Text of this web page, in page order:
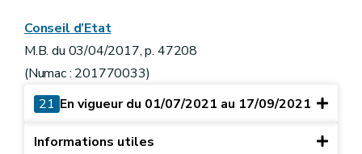
Conseil d’Etat
M.B. du 03/04/2017, p. 47208
(Numac : 201770033)
21 En vigueur du 01/07/2021 au 17/09/2021
Informations utiles